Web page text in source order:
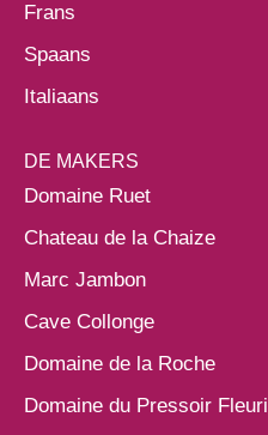
Frans
Spaans
Italiaans
DE MAKERS
Domaine Ruet
Chateau de la Chaize
Marc Jambon
Cave Collonge
Domaine de la Roche
Domaine du Pressoir Fleuri